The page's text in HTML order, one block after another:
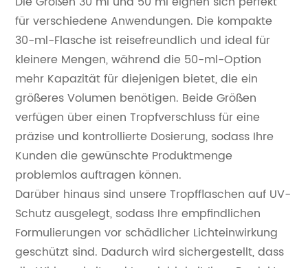
für verschiedene Anwendungen. Die kompakte
30-ml-Flasche ist reisefreundlich und ideal für
kleinere Mengen, während die 50-ml-Option
mehr Kapazität für diejenigen bietet, die ein
größeres Volumen benötigen. Beide Größen
verfügen über einen Tropfverschluss für eine
präzise und kontrollierte Dosierung, sodass Ihre
Kunden die gewünschte Produktmenge
problemlos auftragen können.
Darüber hinaus sind unsere Tropfflaschen auf UV-
Schutz ausgelegt, sodass Ihre empfindlichen
Formulierungen vor schädlicher Lichteinwirkung
geschützt sind. Dadurch wird sichergestellt, dass